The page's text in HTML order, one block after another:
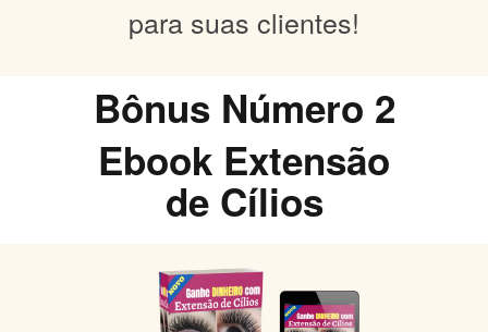
para suas clientes!
Bônus Número 2
Ebook Extensão
de Cílios